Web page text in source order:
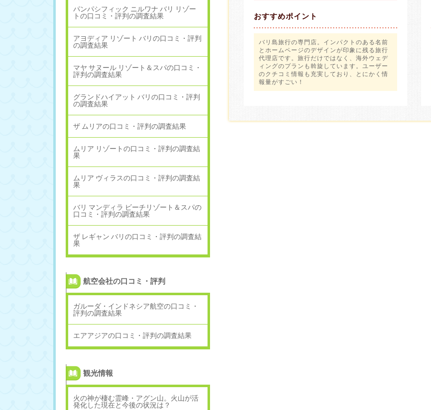
パンパシフィック ニルワナ バリ リゾー
トの口コミ・評判の調査結果
アヨディア リゾート バリの口コミ・評判
の調査結果
マヤ サヌール リゾート＆スパの口コミ・
評判の調査結果
グランドハイアット バリの口コミ・評判
の調査結果
ザ ムリアの口コミ・評判の調査結果
ムリア リゾートの口コミ・評判の調査結
果
ムリア ヴィラスの口コミ・評判の調査結
果
バリ マンディラ ビーチリゾート＆スパの
口コミ・評判の調査結果
ザ レギャン バリの口コミ・評判の調査結
果
航空会社の口コミ・評判
ガルーダ・インドネシア航空の口コミ・
評判の調査結果
エアアジアの口コミ・評判の調査結果
観光情報
火の神が棲む霊峰・アグン山。火山が活
発化した現在と今後の状況は？
おすすめポイント
バリ島旅行の専門店。インパクトのある名前
とホームページのデザインが印象に残る旅行
代理店です。旅行だけではなく、海外ウェデ
ィングのプランも斡旋しています。ユーザー
のクチコミ情報も充実しており、とにかく情
報量がすごい！